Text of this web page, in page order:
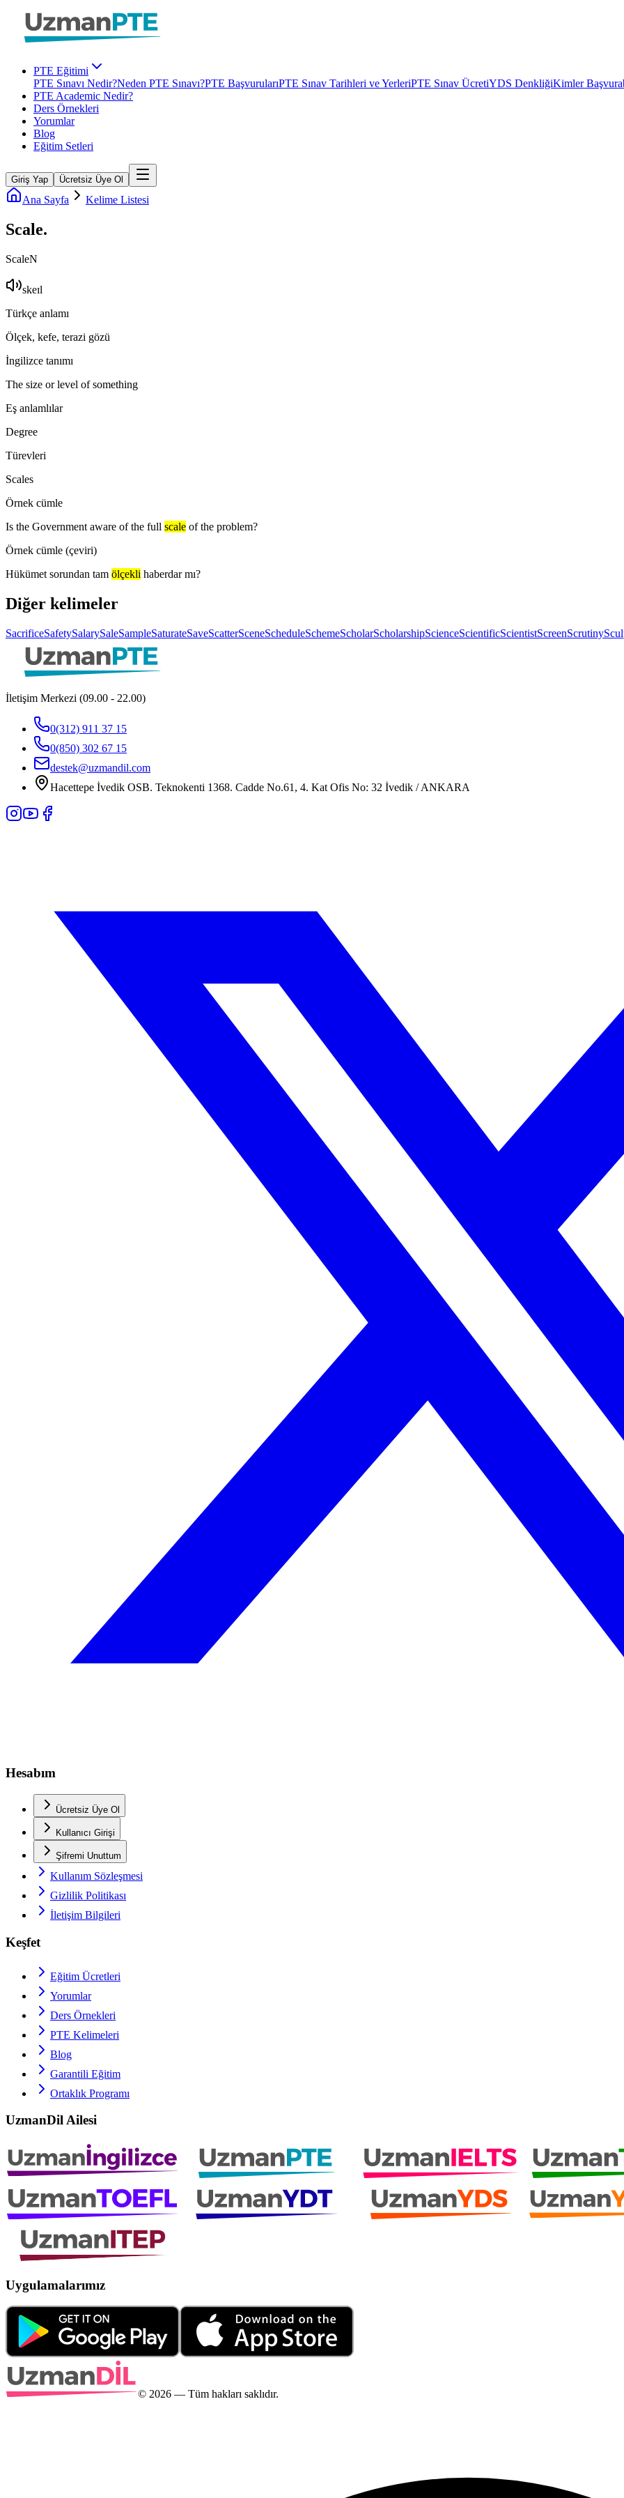
PTE Eğitimi
PTE Sınavı Nedir?Neden PTE Sınavı?PTE BaşvurularıPTE Sınav Tarihleri ve YerleriPTE Sınav ÜcretiYDS DenkliğiKimler
PTE Academic Nedir?
Ders Örnekleri
Yorumlar
Blog
Eğitim Setleri
Giriş Yap Ücretsiz Üye Ol
Ana Sayfa Kelime Listesi
Scale.
ScaleN
skeɪl
Türkçe anlamı
Ölçek, kefe, terazi gözü
İngilizce tanımı
The size or level of something
Eş anlamlılar
Degree
Türevleri
Scales
Örnek cümle
Is the Government aware of the full scale of the problem?
Örnek cümle (çeviri)
Hükümet sorundan tam ölçekli haberdar mı?
Diğer kelimeler
SacrificeSafetySalarySaleSampleSaturateSaveScatterSceneScheduleSchemeScholarScholarshipScienceScientificScientistScreenScrutiny
İletişim Merkezi (09.00 - 22.00)
0(312) 911 37 15
0(850) 302 67 15
destek@uzmandil.com
Hacettepe İvedik OSB. Teknokenti 1368. Cadde No.61, 4. Kat Ofis No: 32 İvedik / ANKARA
Hesabım
Ücretsiz Üye Ol
Kullanıcı Girişi
Şifremi Unuttum
Kullanım Sözleşmesi
Gizlilik Politikası
İletişim Bilgileri
Keşfet
Eğitim Ücretleri
Yorumlar
Ders Örnekleri
PTE Kelimeleri
Blog
Garantili Eğitim
Ortaklık Programı
UzmanDil Ailesi
Uygulamalarımız
© 2026 — Tüm hakları saklıdır.